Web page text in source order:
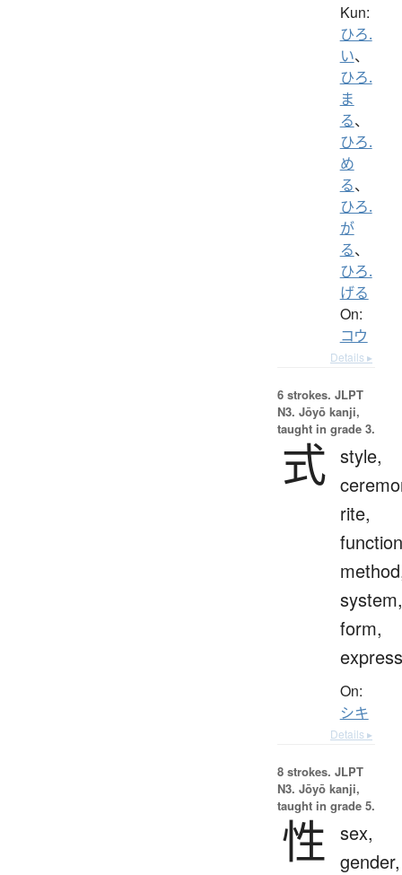
Kun:
ひろ.
い、
ひろ.
ま
る、
ひろ.
め
る、
ひろ.
が
る、
ひろ.
げる
On:
コウ
Details ▸
6 strokes. JLPT
N3. Jōyō kanji,
taught in grade 3.
式 style,
rite,
system,
form,
On:
シキ
Details ▸
8 strokes. JLPT
N3. Jōyō kanji,
taught in grade 5.
性 sex,
gender,